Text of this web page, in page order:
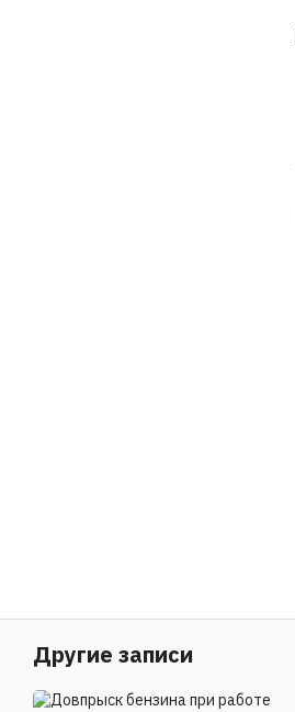
Другие записи